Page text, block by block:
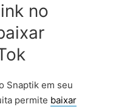
no
Snaptik em seu
permite baixar